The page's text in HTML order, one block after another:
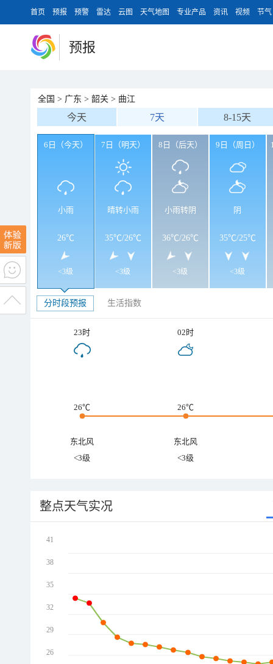
首页 预报 预警 雷达 云图 天气地图 专业产品 资讯 视频 节气
预报
全国 > 广东 > 韶关 > 曲江
今天 7天 8-15天
6日（今天）
小雨
26℃
<3级
7日（明天）
晴转小雨
35℃/26℃
<3级
8日（后天）
小雨转阴
36℃/26℃
<3级
9日（周日）
阴
35℃/25℃
<3级
分时段预报 生活指数
23时 02时
26℃ 26℃
东北风
东北风
<3级
<3级
整点天气实况
41
38
35
32
29
26